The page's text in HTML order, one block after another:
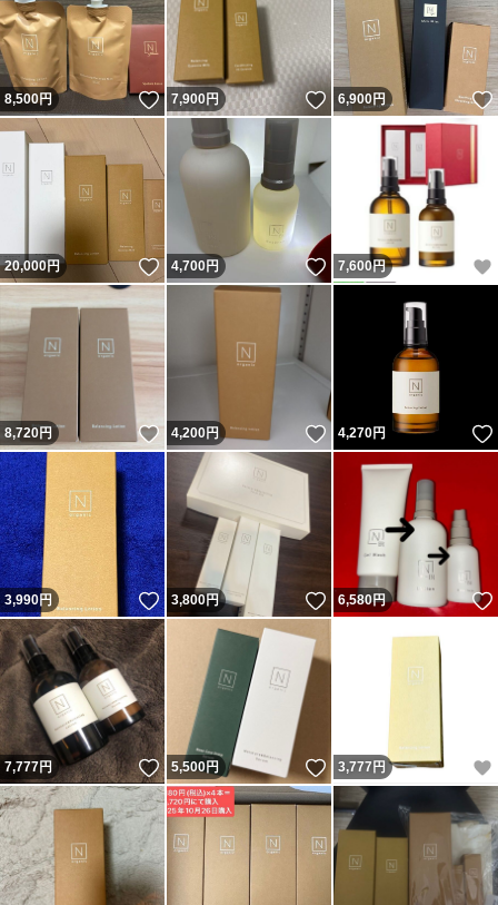
8,500円 いいね！
7,900円 いいね！
6,900円
20,000円 いいね！
4,700円 いいね！
7,600円
8,720円 いいね！
4,200円 いいね！
4,270円
3,990円 いいね！
3,800円 いいね！
6,580円
7,777円 いいね！
5,500円 いいね！
3,777 円